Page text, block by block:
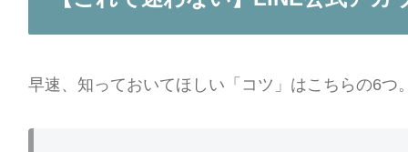
早速、知っておいてほしい「コツ」はこちらの6つ